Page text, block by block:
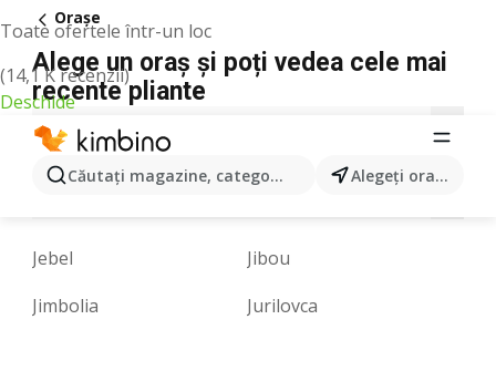
Toate ofertele într-un loc
(14,1 K recenzii)
Deschide
Căutaţi magazine, categorii, produse... Alegeţi oraşul
Oraşe
Alege un oraș și poți vedea cele mai
recente pliante
1 A B I
L
M N O P R T U V
Jebel
Jibou
Jimbolia
Jurilovca